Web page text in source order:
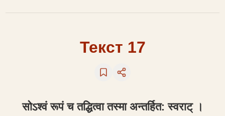
Текст 17
सोऽश्वं रूपं च तद्धित्वा तस्मा अन्तर्हित: स्वराट् ।